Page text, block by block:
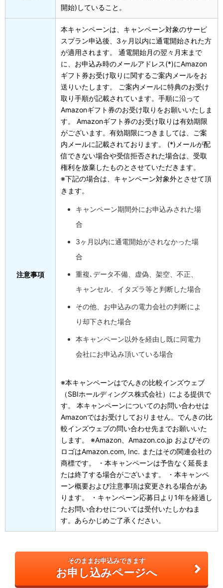
開始)していること。
注意事項
本キャンペーンは、キャンペーン対象のサービ
スプラン申込後、3ヶ月以内に通電開始された方
が適用されます。 通電開始月の翌々月末まで
に、お申込み時のメールアドレス(*)にAmazon
ギフト券お受け取りに関するご案内メールをお
送りいたします。 ご案内メールに特典のお受け
取り手順が記載されています。手順に沿って
Amazonギフト券のお受け取りをお願いいたしま
す。 Amazonギフト券のお受け取りは有効期限
がございます。有効期限につきましては、ご案
内メールに記載されております。 (*)メールが配
信できない場合や受信拒否された場合は、受取
権利を放棄したものとさせていただきます。
※下記の場合は、キャンペーン対象外とさせて頂
きます。
キャンペーン期間外にお申込みされた場
合
3ヶ月以内に通電開始がされなかった場
合
重複､データ不備、虚偽、架空、不正、
キャンセル、イタズラ等と判断した場合
その他、お申込みの電力会社の判断によ
り却下された場合
本キャンペーン以外を経由し既に同電力
会社にお申込み頂いている場合
※本キャンペーンはでんきの比較インズウェブ
（SBIホールディングス株式会社）による提供で
す。 本キャンペーンについてのお問い合わせは
Amazonではお受けしておりません。でんきの比
較インズウェブの問い合わせ先までお願いいた
します。 ※Amazon、Amazon.co.jp およびその
ロゴはAmazon.com, Inc. またはその関連会社の
商標です。 ・本キャンペーンは予告なく延長ま
たは終了する場合がございます。 ・本キャンペ
ーン概要および注意事項は変更される場合があ
ります。 ・キャンペーン応募日より1年を経過し
たお問い合わせについては受付いたしかねま
す。あらかじめご了承ください。
そのままお申込みできます
お申し込みページへ